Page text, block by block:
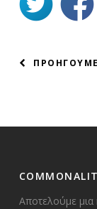
Αποτελούμε μια